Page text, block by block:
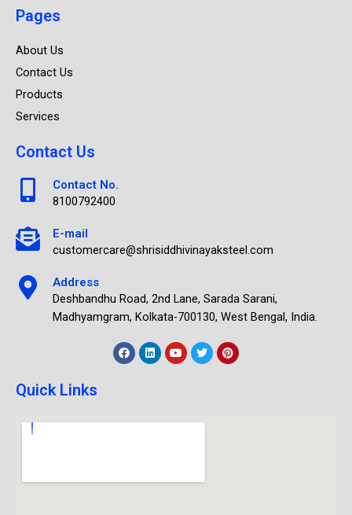
Pages
About Us
Contact Us
Products
Services
Contact Us
Contact No.
8100792400
E-mail
customercare@shrisiddhivinayaksteel.com
Address
Deshbandhu Road, 2nd Lane, Sarada Sarani,
Madhyamgram, Kolkata-700130, West Bengal, India.
Quick Links